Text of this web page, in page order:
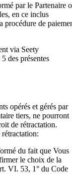
par le Partenaire
en ce inclus
procédure de
via Seety
des présentes
opérés et gérés par
tiers, ne pourront
de rétractation.
du fait que Vous
le choix de la
VI. 53, 1° du Code